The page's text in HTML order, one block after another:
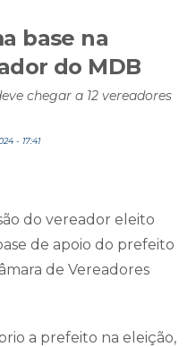
base na
do MDB
chegar a 12 vereadores
- 17:41
do vereador eleito
de apoio do prefeito
de Vereadores
a prefeito na eleição,